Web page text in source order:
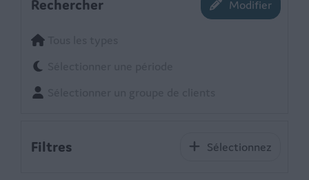
Rechercher Modifier
Filtres Sélectionnez